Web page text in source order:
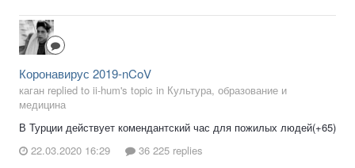
Коронавирус 2019-nCoV
каган replied to ii-hum's topic in Культура, образование и
медицина
В Турции действует комендантский час для пожилых людей(+65)
22.03.2020 16:29
36 225 replies